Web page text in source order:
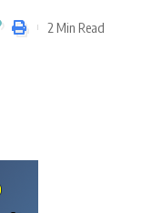
2 Min Read